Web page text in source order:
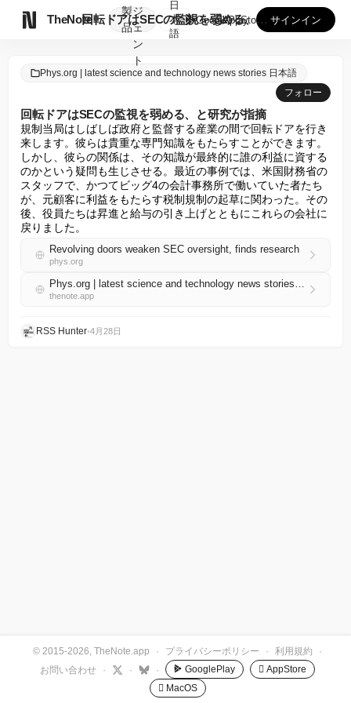
TheNote
製
品
ジ
ェ
ン
ト
回転ドアはSECの監視を弱める、と研究が指摘
日
本
語
GooglePlay
AppStore サインイン
Phys.org | latest science and technology news stories 日本語
フォロー
回転ドアはSECの監視を弱める、と研究が指摘
規制当局はしばしば政府と監督する産業の間で回転ドアを行き
来します。彼らは貴重な専門知識をもたらすことができます。
しかし、彼らの関係は、その知識が最終的に誰の利益に資する
のかという疑問も生じさせる。最近の事例では、米国財務省の
スタッフで、かつてビッグ4の会計事務所で働いていた者たち
が、元顧客に利益をもたらす税制規制の起草に関わった。その
後、役員たちは昇進と給与の引き上げとともにこれらの会社に
戻りました。
Revolving doors weaken SEC oversight, finds research
phys.org
Phys.org | latest science and technology news stories 日本語 RSS
thenote.app
RSS Hunter•4月28日
© 2015-2026, TheNote.app · プライバシーポリシー · 利用規約
·
お問い合わせ
· · · GooglePlay
 AppStore
 MacOS